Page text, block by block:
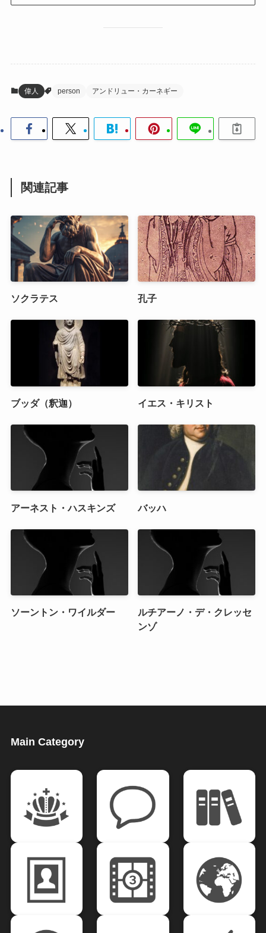
偉人 person アンドリュー・カーネギー
関連記事
ソクラテス 孔子
ブッダ（釈迦） イエス・キリスト
アーネスト・ハスキンズ バッハ
ソーントン・ワイルダー
ルチアーノ・デ・クレッセ
ンゾ
Main Category